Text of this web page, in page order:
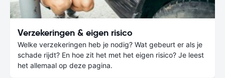
Verzekeringen & eigen risico
Welke verzekeringen heb je nodig? Wat gebeurt er als je
schade rijdt? En hoe zit het met het eigen risico? Je leest
het allemaal op deze pagina.